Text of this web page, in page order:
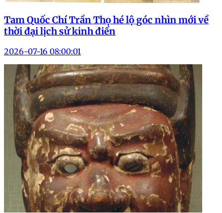
Tam Quốc Chí Trần Thọ hé lộ góc nhìn mới về
thời đại lịch sử kinh điển
2026-07-16 08:00:01